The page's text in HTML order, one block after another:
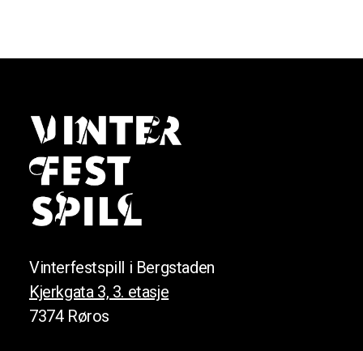
Vinterfestspill i Bergstaden
Kjerkgata 3, 3. etasje
7374 Røros